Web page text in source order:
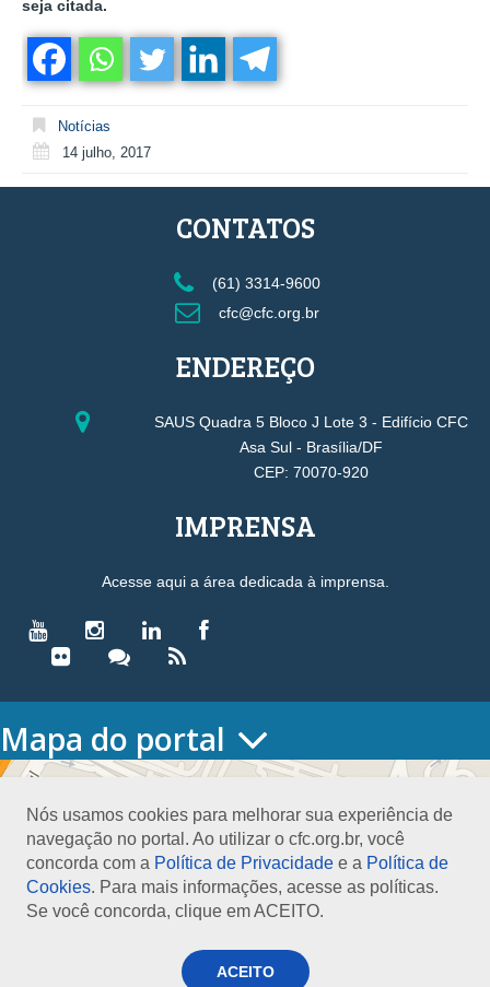
seja citada.
Notícias
14 julho, 2017
Nós usamos cookies para melhorar sua experiência de
navegação no portal. Ao utilizar o cfc.org.br, você
concorda com a Política de Privacidade e a Política de
Cookies. Para mais informações, acesse as políticas.
Se você concorda, clique em ACEITO.
ACEITO
CONTATOS
(61) 3314-9600
cfc@cfc.org.br
ENDEREÇO
SAUS Quadra 5 Bloco J Lote 3 - Edifício CFC
Asa Sul - Brasília/DF
CEP: 70070-920
IMPRENSA
Acesse aqui a área dedicada à imprensa.
Mapa do portal
HOME
Conselho Diretor
Nossa Sede
Planejamento
Organograma
Medalha João Lyra